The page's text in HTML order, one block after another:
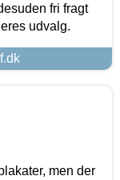
fri fragt
udvalg.
men der